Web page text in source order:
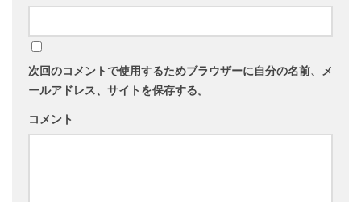
次回のコメントで使用するためブラウザーに自分の名前、メ
ールアドレス、サイトを保存する。
コメント